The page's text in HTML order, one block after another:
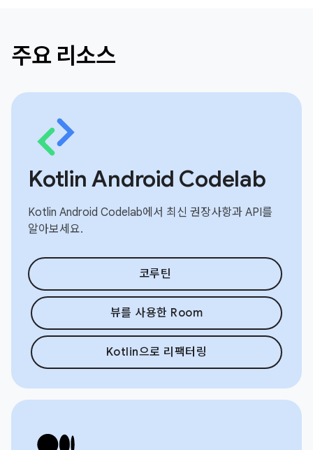
주요 리소스
Kotlin Android Codelab
Kotlin Android Codelab에서 최신 권장사항과 API를
알아보세요.
코루틴
뷰를 사용한 Room
Kotlin으로 리팩터링